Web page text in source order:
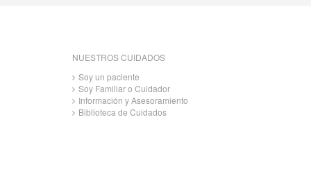
NUESTROS CUIDADOS
Soy un paciente
Soy Familiar o Cuidador
Información y Asesoramiento
Biblioteca de Cuidados